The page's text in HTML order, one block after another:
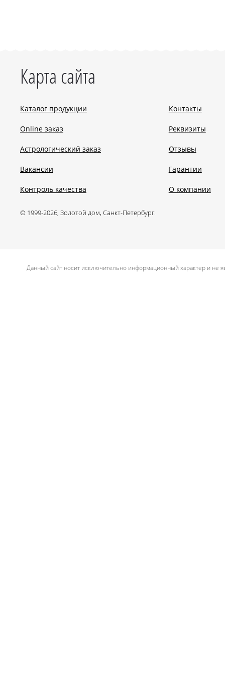
Карта сайта
Каталог продукции
Online заказ
Астрологический заказ
Вакансии
Контроль качества
Контакты
Реквизиты
Отзывы
Гарантии
О компании
© 1999-2026, Золотой дом, Санкт-Петербург.
Данный сайт носит исключительно информационный характер и не